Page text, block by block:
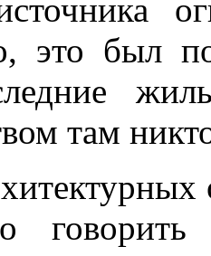
это был
там